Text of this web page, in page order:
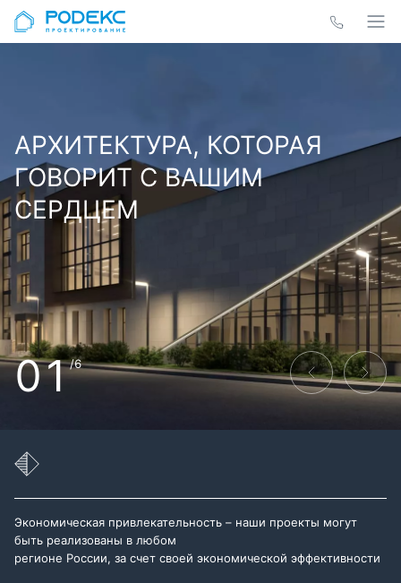
АРХИТЕКТУРА, КОТОРАЯ
ГОВОРИТ С ВАШИМ
СЕРДЦЕМ
01/6
Экономическая привлекательность – наши проекты могут
быть реализованы в любом
регионе России, за счет своей экономической эффективности